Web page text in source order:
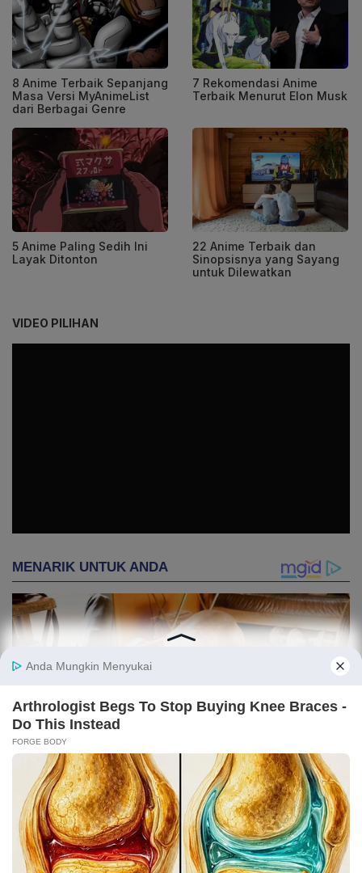
8 Anime Terbaik Sepanjang
Masa Versi MyAnimeList
dari Berbagai Genre
7 Rekomendasi Anime
Terbaik Menurut Elon Musk
5 Anime Paling Sedih Ini
Layak Ditonton
22 Anime Terbaik dan
Sinopsisnya yang Sayang
untuk Dilewatkan
VIDEO PILIHAN